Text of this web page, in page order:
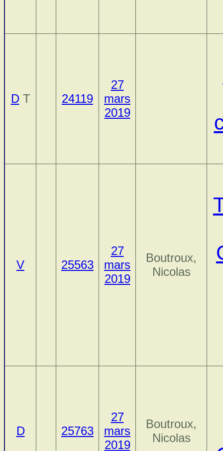
DT 24119
27
mars
2019
V 25563
27
mars
2019
Boutroux,
Nicolas
D 25763
27
mars
2019
Boutroux,
Nicolas